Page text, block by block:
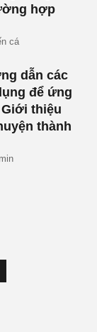
hợp
cá
dẫn các
để ứng
thiệu
thành